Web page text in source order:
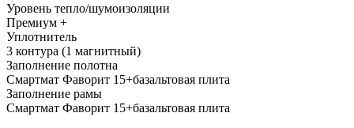
Уровень тепло/шумоизоляции
Премиум +
Уплотнитель
3 контура (1 магнитный)
Заполнение полотна
Смартмат Фаворит 15+базальтовая плита
Заполнение рамы
Смартмат Фаворит 15+базальтовая плита